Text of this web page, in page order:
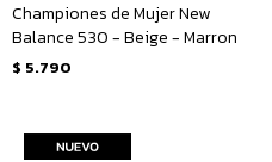
Championes de Mujer New
Balance 530 - Beige - Marron
$ 5.790